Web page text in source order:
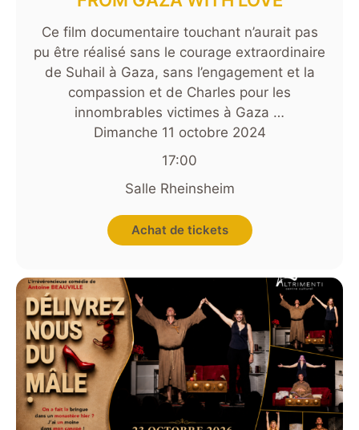
Ce film documentaire touchant n’aurait pas
pu être réalisé sans le courage extraordinaire
de Suhail à Gaza, sans l’engagement et la
compassion et de Charles pour les
innombrables victimes à Gaza …
Dimanche 11 octobre 2024
17:00
Salle Rheinsheim
Achat de tickets